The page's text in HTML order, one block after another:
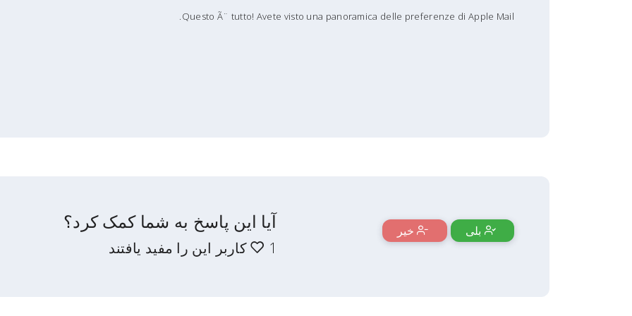
Questo Ã¨ tutto! Avete visto una panoramica delle preferenze di Apple Mail.
آیا این پاسخ به شما کمک کرد؟
1 کاربر این را مفید یافتند
بلی خیر